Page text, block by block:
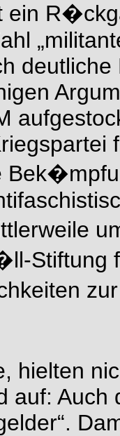
ein
Stiftung
hielten
auf: